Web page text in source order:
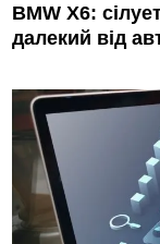
BMW X6:
далекий від